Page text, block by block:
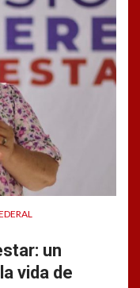
un
vida de